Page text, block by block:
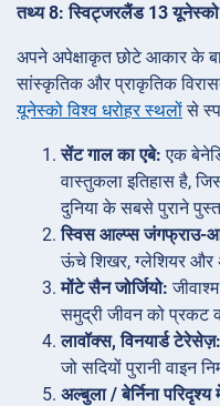
तथ्य 8: स्विट्जरलैंड 13 यूनेस्को
अपने अपेक्षाकृत छोटे आकार के
सांस्कृतिक और प्राकृतिक
यूनेस्को विश्व धरोहर स्थलोंसे
सेंट गाल का एबे: एक
वास्तुकला इतिहास है,
दुनिया के सबसे पुराने
स्विस आल्प्स जंगफ्राउ-
ऊंचे शिखर, ग्लेशियर और
मोंटे सैन जोर्जियो:
समुद्री जीवन को प्रकट
लावॉक्स, विनयार्ड टेरेसेज़:
जो सदियों पुरानी वाइन
अल्बुला / बेर्निना